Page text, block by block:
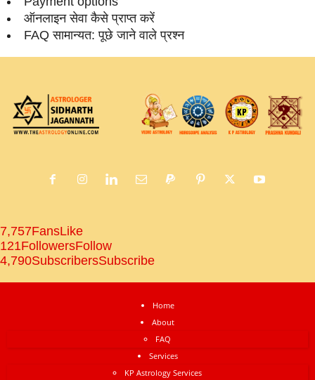
ऑनलाइन सेवा कैसे प्राप्‍त करें
FAQ सामान्‍यत: पूछे जाने वाले प्रश्‍न
7,757FansLike
121FollowersFollow
4,790SubscribersSubscribe
Home
About
FAQ
Services
KP Astrology Services